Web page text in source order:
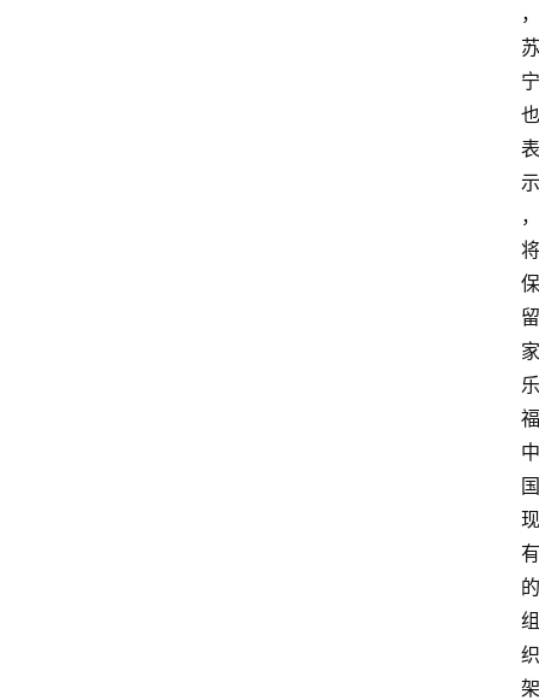
，
苏
宁
也
表
示
，
将
保
留
家
乐
福
中
国
现
有
的
组
织
架